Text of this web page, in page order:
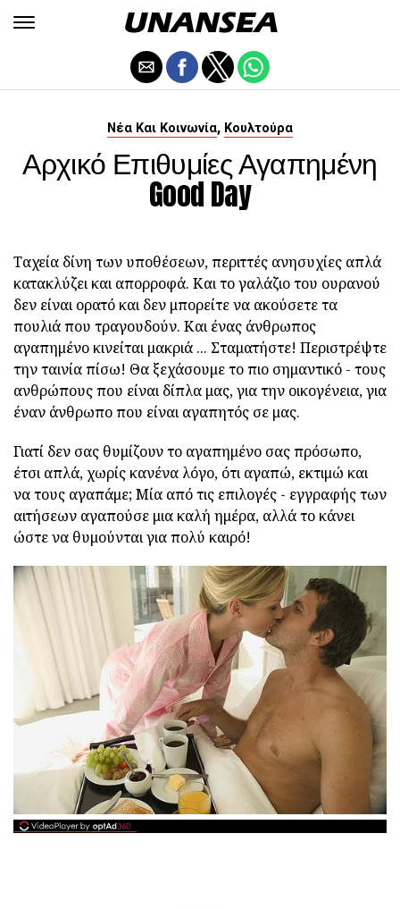
Νέα Και Κοινωνία, Κουλτούρα
Αρχικό Επιθυμίες Αγαπημένη
Good Day
Ταχεία δίνη των υποθέσεων, περιττές ανησυχίες απλά
κατακλύζει και απορροφά. Και το γαλάζιο του ουρανού
δεν είναι ορατό και δεν μπορείτε να ακούσετε τα
πουλιά που τραγουδούν. Και ένας άνθρωπος
αγαπημένο κινείται μακριά ... Σταματήστε! Περιστρέψτε
την ταινία πίσω! Θα ξεχάσουμε το πιο σημαντικό - τους
ανθρώπους που είναι δίπλα μας, για την οικογένεια, για
έναν άνθρωπο που είναι αγαπητός σε μας.
Γιατί δεν σας θυμίζουν το αγαπημένο σας πρόσωπο,
έτσι απλά, χωρίς κανένα λόγο, ότι αγαπώ, εκτιμώ και
να τους αγαπάμε; Μία από τις επιλογές - εγγραφής των
αιτήσεων αγαπούσε μια καλή ημέρα, αλλά το κάνει
ώστε να θυμούνται για πολύ καιρό!